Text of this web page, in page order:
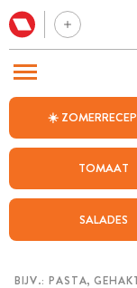
☀️
TOMAAT
SALADES
BEZOEK ONZE ANDERE
WEEKMENU
CHAT MET MAIA